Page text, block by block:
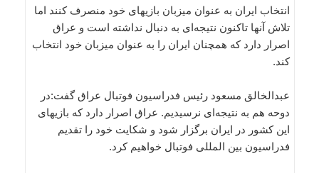
انتخاب ایران به عنوان میزبان بازیهای خود منصرف کنند اما
تلاش آنها تاکنون نتیجه‌ای به دنبال نداشته است و عراق
اصرار دارد که همچنان ایران را به عنوان میزبان خود انتخاب
کند.
عبدالخالق مسعود رئیس فدراسیون فوتبال عراق گفت:در
دوحه هم به نتیجه‌ای نرسیدیم. عراق اصرار دارد که بازیهای
این کشور در ایران برگزار شود و شکایت خود را تقدیم
فدراسیون بین المللی فوتبال خواهیم کرد.